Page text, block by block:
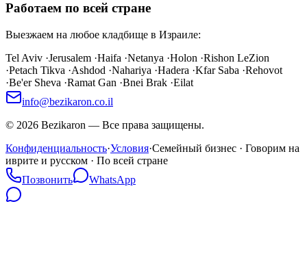
Работаем по всей стране
Выезжаем на любое кладбище в Израиле:
Tel Aviv ·Jerusalem ·Haifa ·Netanya ·Holon ·Rishon LeZion
·Petach Tikva ·Ashdod ·Nahariya ·Hadera ·Kfar Saba ·Rehovot
·Be'er Sheva ·Ramat Gan ·Bnei Brak ·Eilat
info@bezikaron.co.il
© 2026 Bezikaron — Все права защищены.
Конфиденциальность·Условия·Семейный бизнес · Говорим на
иврите и русском · По всей стране
Позвонить
WhatsApp